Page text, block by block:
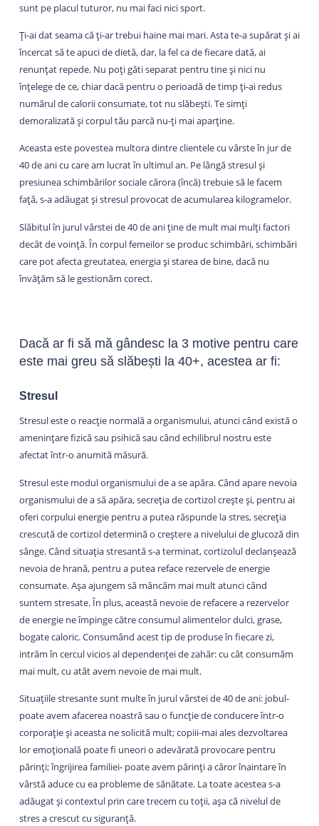
sunt pe placul tuturor, nu mai faci nici sport.
Ți-ai dat seama că ți-ar trebui haine mai mari. Asta te-a supărat și ai
încercat să te apuci de dietă, dar, la fel ca de fiecare dată, ai
renunțat repede. Nu poți găti separat pentru tine și nici nu
înțelege de ce, chiar dacă pentru o perioadă de timp ți-ai redus
numărul de calorii consumate, tot nu slăbești. Te simți
demoralizată și corpul tău parcă nu-ți mai aparține.
Aceasta este povestea multora dintre clientele cu vârste în jur de
40 de ani cu care am lucrat în ultimul an. Pe lângă stresul și
presiunea schimbărilor sociale cărora (încă) trebuie să le facem
față, s-a adăugat și stresul provocat de acumularea kilogramelor.
Slăbitul în jurul vârstei de 40 de ani ține de mult mai mulți factori
decât de voință. În corpul femeilor se produc schimbări, schimbări
care pot afecta greutatea, energia și starea de bine, dacă nu
învățăm să le gestionăm corect.
Dacă ar fi să mă gândesc la 3 motive pentru care
este mai greu să slăbești la 40+, acestea ar fi:
Stresul
Stresul este o reacție normală a organismului, atunci când există o
amenințare fizică sau psihică sau când echilibrul nostru este
afectat într-o anumită măsură.
Stresul este modul organismului de a se apăra. Când apare nevoia
organismului de a să apăra, secreția de cortizol crește și, pentru ai
oferi corpului energie pentru a putea răspunde la stres, secreția
crescută de cortizol determină o creștere a nivelului de glucoză din
sânge. Când situația stresantă s-a terminat, cortizolul declanșează
nevoia de hrană, pentru a putea reface rezervele de energie
consumate. Așa ajungem să mâncăm mai mult atunci când
suntem stresate. În plus, această nevoie de refacere a rezervelor
de energie ne împinge către consumul alimentelor dulci, grase,
bogate caloric. Consumând acest tip de produse în fiecare zi,
intrăm în cercul vicios al dependenței de zahăr: cu cât consumăm
mai mult, cu atât avem nevoie de mai mult.
Situațiile stresante sunt multe în jurul vârstei de 40 de ani: jobul-
poate avem afacerea noastră sau o funcție de conducere într-o
corporație și aceasta ne solicită mult; copiii-mai ales dezvoltarea
lor emoțională poate fi uneori o adevărată provocare pentru
părinți; îngrijirea familiei- poate avem părinți a căror înaintare în
vârstă aduce cu ea probleme de sănătate. La toate acestea s-a
adăugat și contextul prin care trecem cu toții, așa că nivelul de
stres a crescut cu siguranță.